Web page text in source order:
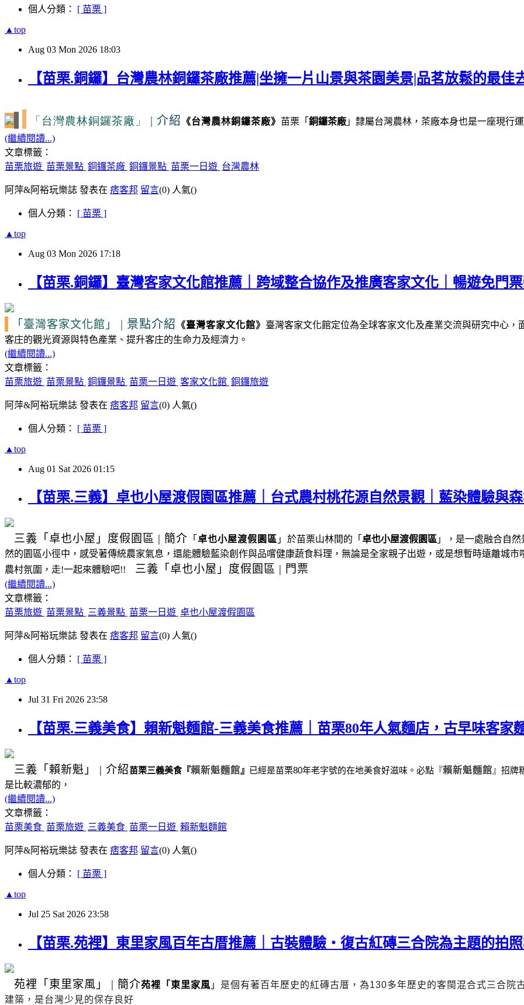
個人分類： [ 苗栗 ]
▲top
Aug 03 Mon 2026 18:03
【苗栗.銅鑼】台灣農林銅鑼茶廠推薦|坐擁一片山景與茶園美景|品茗放鬆的最佳
「台灣農林銅鑼茶廠」 | 介紹 《台灣農林銅鑼茶廠》 苗栗「 銅鑼茶廠 」隸屬台灣農林，茶廠本身也是一座現行
(繼續閱讀...)
文章標籤：
苗栗旅遊 苗栗景點 銅鑼茶廠 銅鑼景點 苗栗一日遊 台灣農林
阿萍&阿裕玩樂誌 發表在 痞客邦 留言(0) 人氣()
個人分類： [ 苗栗 ]
▲top
Aug 03 Mon 2026 17:18
【苗栗.銅鑼】臺灣客家文化館推薦｜跨域整合協作及推廣客家文化｜暢遊免門
「臺灣客家文化館」 | 景點介紹 《臺灣客家文化館》 臺灣客家文化館定位為全球客家文化及產業交流與研究中心，
客庄的觀光資源與特色產業、提升客庄的生命力及經濟力。
(繼續閱讀...)
文章標籤：
苗栗旅遊 苗栗景點 銅鑼景點 苗栗一日遊 客家文化館 銅鑼旅遊
阿萍&阿裕玩樂誌 發表在 痞客邦 留言(0) 人氣()
個人分類： [ 苗栗 ]
▲top
Aug 01 Sat 2026 01:15
【苗栗.三義】卓也小屋渡假園區推薦｜台式農村桃花源自然景觀｜藍染體驗與
三義 「卓也小屋」度假園區 | 簡介 「 卓也小屋渡假園區 」 於苗栗山林間的「 卓也小屋渡假園區 」，是一處融合自
然的園區小徑中，感受著傳統農家氣息，還能體驗藍染創作與品嚐健康蔬食料理， 無論是全家親子出遊，或是想暫時遠離城市
農村氛圍，走!一起來體驗吧!!
三義 「卓也小屋」度假園區 | 門票
(繼續閱讀...)
文章標籤：
苗栗旅遊 苗栗景點 三義景點 苗栗一日遊 卓也小屋渡假園區
阿萍&阿裕玩樂誌 發表在 痞客邦 留言(0) 人氣()
個人分類： [ 苗栗 ]
▲top
Jul 31 Fri 2026 23:58
【苗栗.三義美食】賴新魁麵館-三義美食推薦｜苗栗80年人氣麵店，古早味客家
三義 「賴新魁」 | 介紹苗栗三義美食 『賴新魁麵館』 已經是苗栗80年老字號的在地美食好滋味。 必點 『賴新魁麵館 』 招牌
是比較濃郁的，
(繼續閱讀...)
文章標籤：
苗栗美食 苗栗旅遊 三義美食 苗栗一日遊 賴新魁麵館
阿萍&阿裕玩樂誌 發表在 痞客邦 留言(0) 人氣()
個人分類： [ 苗栗 ]
▲top
Jul 25 Sat 2026 23:58
【苗栗.苑裡】東里家風百年古厝推薦｜古裝體驗・復古紅磚三合院為主題的拍
苑裡 「東里家風」 | 簡介苑裡「東里家風 」 是個有著百年歷史的紅磚古厝，為130多年歷史的客閩混合式三合院
建築，是台灣少見的保存良好